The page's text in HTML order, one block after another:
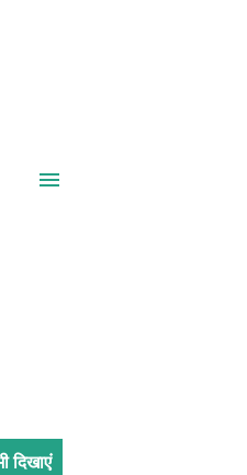
दिखाएं